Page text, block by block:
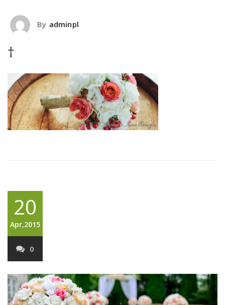
By adminpl
†
20
Apr,2015
0